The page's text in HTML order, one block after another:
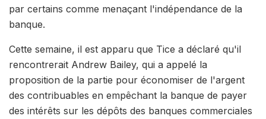
par certains comme menaçant l'indépendance de la
banque.
Cette semaine, il est apparu que Tice a déclaré qu'il
rencontrerait Andrew Bailey, qui a appelé la
proposition de la partie pour économiser de l'argent
des contribuables en empêchant la banque de payer
des intérêts sur les dépôts des banques commerciales